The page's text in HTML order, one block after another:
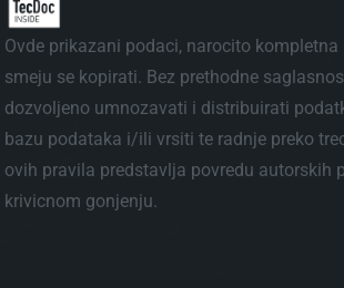
Ovde prikazani podaci, narocito
smeju se kopirati. Bez prethodne
dozvoljeno umnozavati i distribuirati
bazu podataka i/ili vrsiti te radnje preko
ovih pravila predstavlja povredu autorskih
krivicnom gonjenju.